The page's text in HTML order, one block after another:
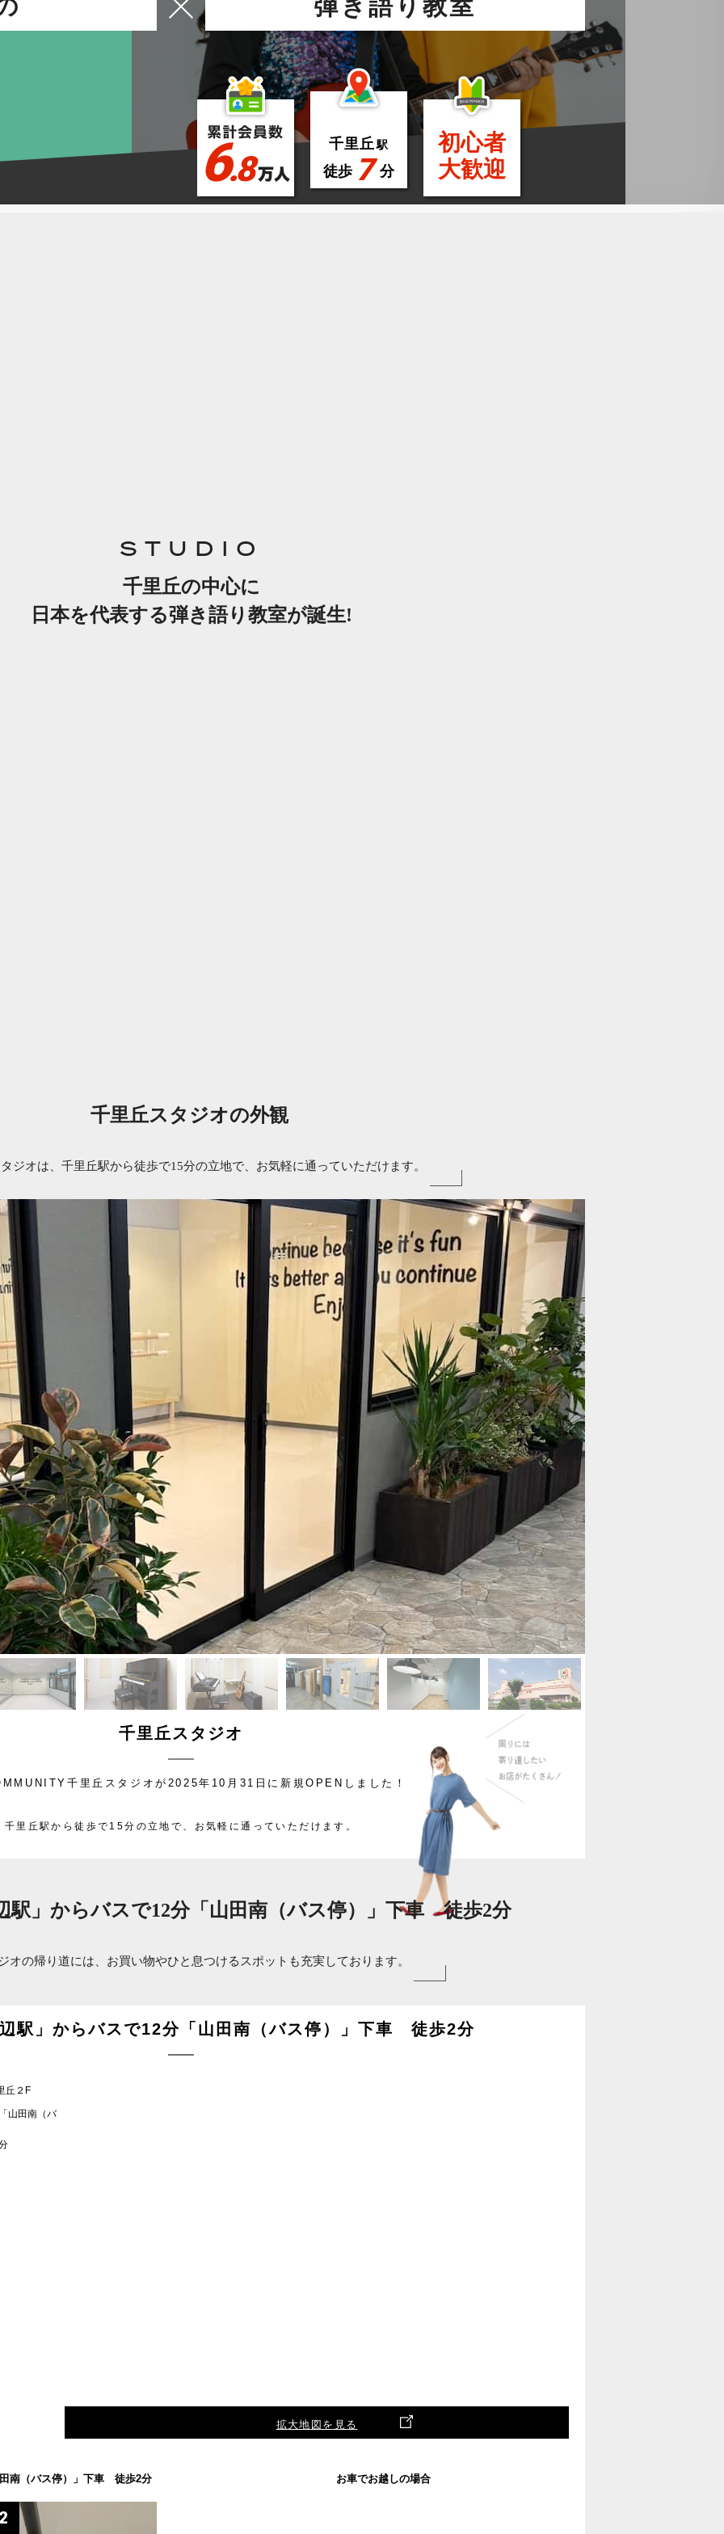
弾き語り教室
6.8
千里丘 駅
徒歩 7 分
初心者
大歓迎
STUDIO
千里丘の中心に
日本を代表する弾き語り教室が誕生!
千里丘スタジオの外観
ジオは、千里丘駅から徒歩で15分の立地で、お気軽に通っていただけます。
千里丘スタジオ
千里丘スタジオが2025年10月31日に新規OPENしました！
千里丘駅から徒歩で15分の立地で、お気軽に通っていただけます。
駅」からバスで12分「山田南（バス停）」下車 徒歩2分
オの帰り道には、お買い物やひと息つけるスポットも充実しております。
駅」からバスで12分「山田南（バス停）」下車 徒歩2分
丘２F
山田南（バ
拡大地図を見る
南（バス停）」下車 徒歩2分 お車でお越しの場合